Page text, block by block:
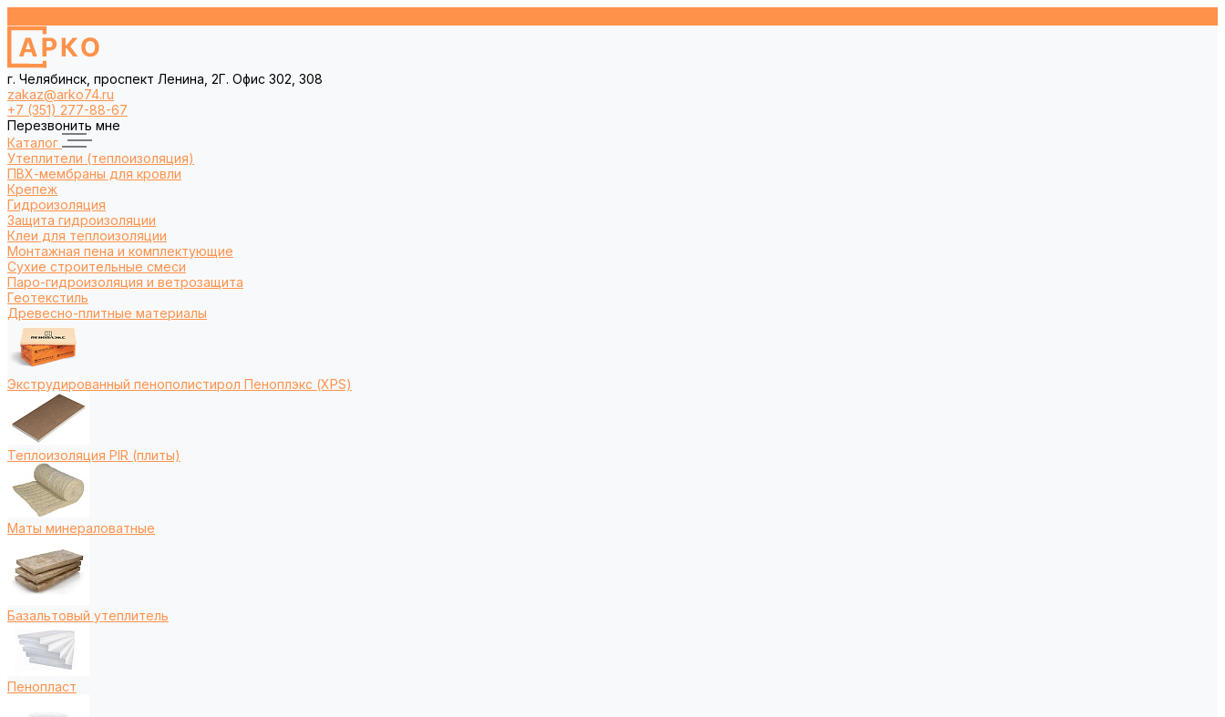
г. Челябинск, проспект Ленина, 2Г. Офис 302, 308
zakaz@arko74.ru
+7 (351) 277-88-67
Перезвонить мне
Каталог
Утеплители (теплоизоляция)
ПВХ-мембраны для кровли
Крепеж
Гидроизоляция
Защита гидроизоляции
Клеи для теплоизоляции
Монтажная пена и комплектующие
Сухие строительные смеси
Паро-гидроизоляция и ветрозащита
Геотекстиль
Древесно-плитные материалы
Экструдированный пенополистирол Пеноплэкс (XPS)
Теплоизоляция PIR (плиты)
Маты минераловатные
Базальтовый утеплитель
Пенопласт